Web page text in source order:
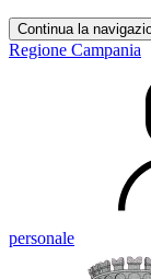
Continua la
Regione Campania
personale